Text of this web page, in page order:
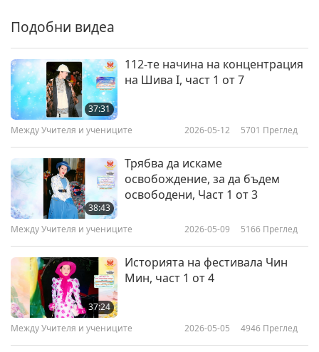
Подобни видеа
37:31
112-те начина на концентрация
на Шива I, част 1 от 7
Между Учителя и учениците 2026-05-12 5701 Преглед
38:43
Трябва да искаме
освобождение, за да бъдем
освободени, Част 1 от 3
Между Учителя и учениците 2026-05-09 5166 Преглед
37:24
Историята на фестивала Чин
Мин, част 1 от 4
Между Учителя и учениците 2026-05-05 4946 Преглед